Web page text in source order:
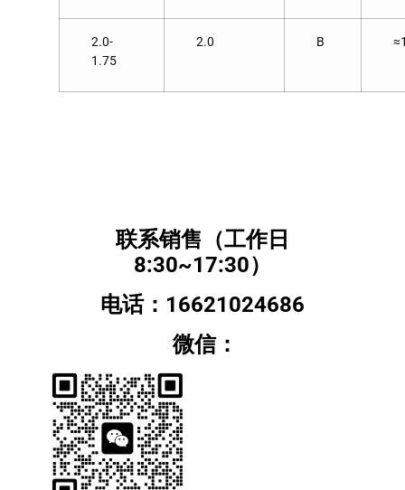
2.0-
1.75
2.0 B
联系销售（工作日
8:30~17:30）
电话：16621024686
微信：